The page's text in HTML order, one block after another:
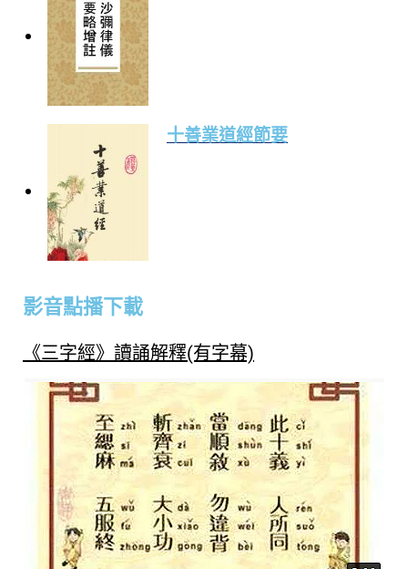
十善業道經節要
影音點播下載
《三字經》讀誦解釋(有字幕)